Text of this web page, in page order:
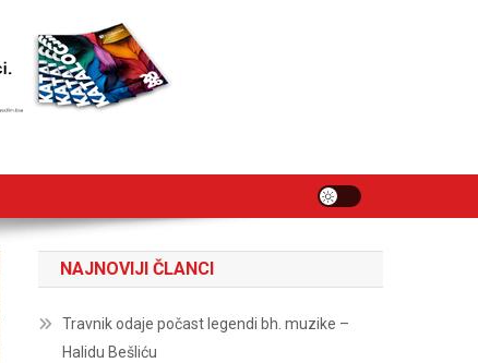
NAJNOVIJI ČLANCI
Travnik odaje počast legendi bh. muzike –
Halidu Bešliću